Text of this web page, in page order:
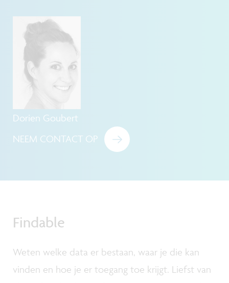
Dorien Goubert
NEEM CONTACT OP
Findable
Weten welke data er bestaan, waar je die kan
vinden en hoe je er toegang toe krijgt. Liefst van